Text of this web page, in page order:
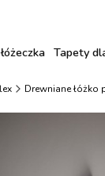
Tapety
Drewniane łóżko